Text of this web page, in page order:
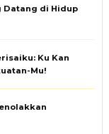
Datang di Hidup
Ku Kan
Mu!